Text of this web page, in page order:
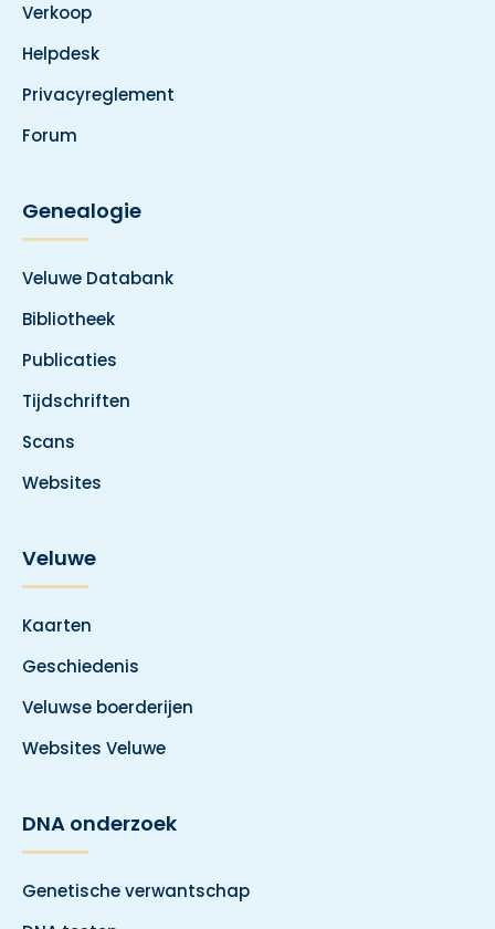
Verkoop
Helpdesk
Privacyreglement
Forum
Genealogie
Veluwe Databank
Bibliotheek
Publicaties
Tijdschriften
Scans
Websites
Veluwe
Kaarten
Geschiedenis
Veluwse boerderijen
Websites Veluwe
DNA onderzoek
Genetische verwantschap